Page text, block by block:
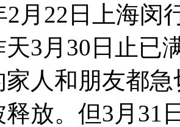
2月22日上海
天3月30日止已
家人和朋友都
放。但3月31